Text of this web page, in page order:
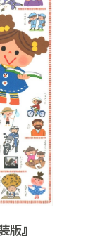
版』